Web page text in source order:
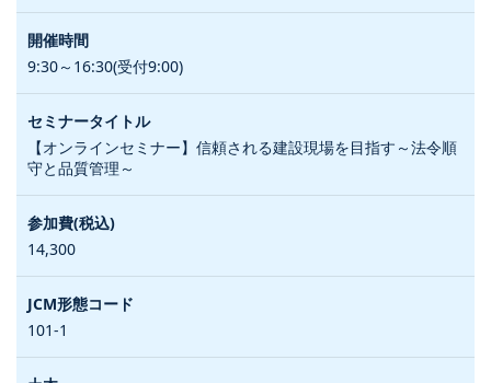
9:30～16:30(受付9:00)
【オンラインセミナー】信頼される建設現場を目指す～法令順
守と品質管理～
14,300
101-1